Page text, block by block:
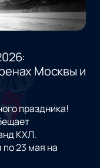
Москвы и
праздника!
КХЛ.
23 мая на